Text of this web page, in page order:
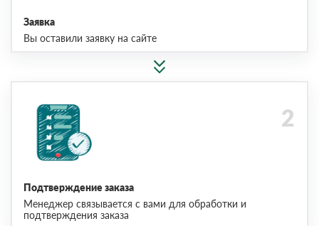
Заявка
Вы оставили заявку на сайте
Подтверждение заказа
Менеджер связывается с вами для обработки и
подтверждения заказа